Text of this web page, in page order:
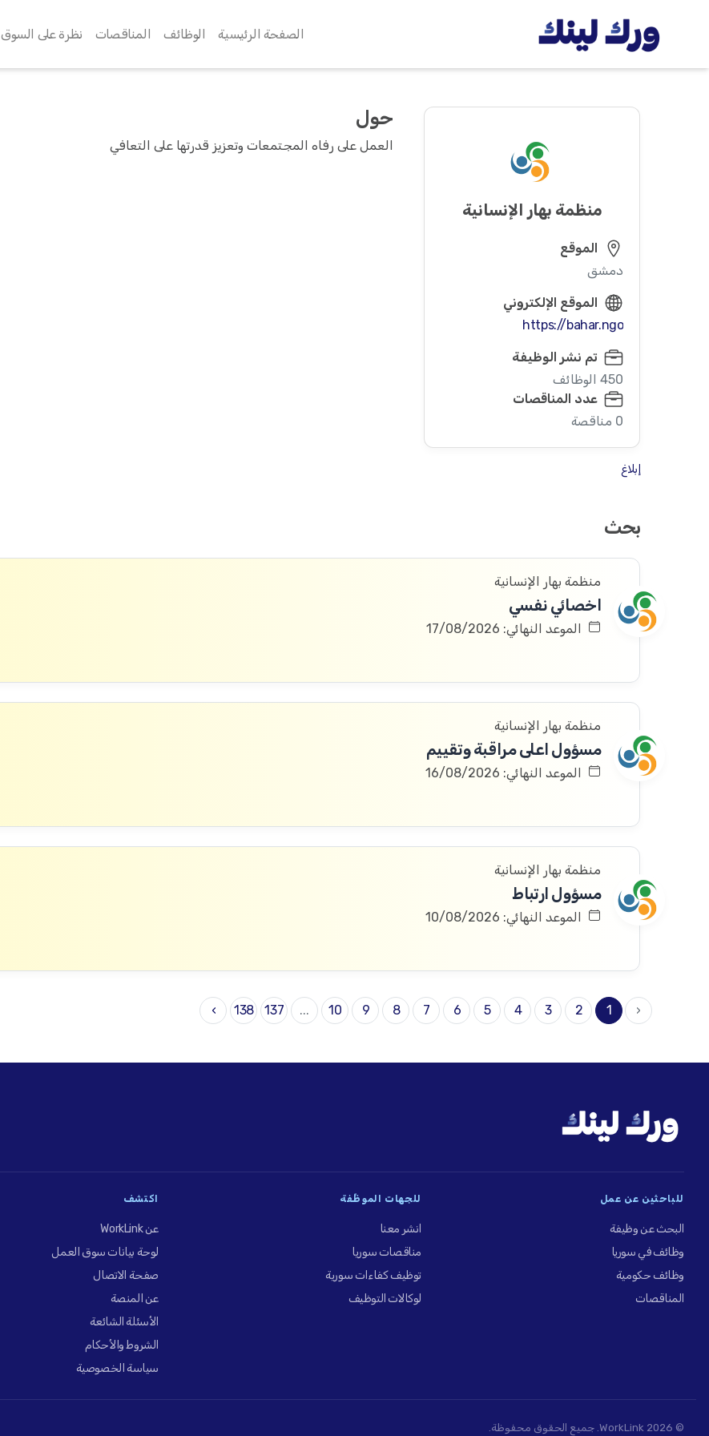
الصفحة الرئيسية الوظائف المناقصات نظرة على السوق
منظمة بهار الإنسانية
الموقع
دمشق
الموقع الإلكتروني
https://bahar.ngo
تم نشر الوظيفة
450 الوظائف
عدد المناقصات
0 مناقصة
إبلاغ
حول
العمل على رفاه المجتمعات وتعزيز قدرتها على التعافي
بحث
منظمة بهار الإنسانية
اخصائي نفسي
الموعد النهائي: 17/08/2026
منظمة بهار الإنسانية
مسؤول اعلى مراقبة وتقييم
الموعد النهائي: 16/08/2026
منظمة بهار الإنسانية
مسؤول ارتباط
الموعد النهائي: 10/08/2026
‹
1
2
3
4
5
6
7
8
9
10
...
137
138
›
للباحثين عن عمل
البحث عن وظيفة
وظائف في سوريا
وظائف حكومية
المناقصات
للجهات الموظِّفة
انشر معنا
مناقصات سوريا
توظيف كفاءات سورية
لوكالات التوظيف
اكتشف
عن WorkLink
لوحة بيانات سوق العمل
صفحة الاتصال
عن المنصة
الأسئلة الشائعة
الشروط والأحكام
سياسة الخصوصية
© 2026 WorkLink. جميع الحقوق محفوظة.